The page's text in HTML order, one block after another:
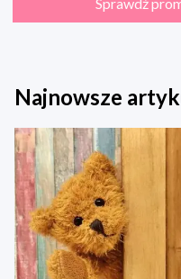
Najnowsze